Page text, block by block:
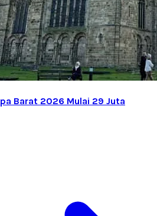
Barat 2026 Mulai 29 Juta